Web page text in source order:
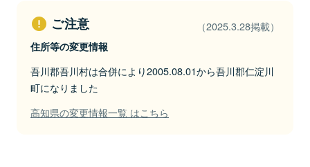
ご注意 （2025.3.28掲載）
住所等の変更情報
吾川郡吾川村は合併により2005.08.01から吾川郡仁淀川
町になりました
高知県の変更情報一覧 はこちら